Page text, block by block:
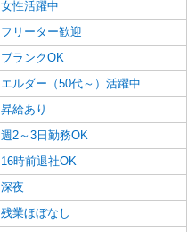
女性活躍中
フリーター歓迎
ブランクOK
エルダー（50代～）活躍中
昇給あり
週2～3日勤務OK
16時前退社OK
深夜
残業ほぼなし